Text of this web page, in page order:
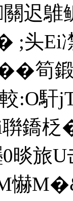
關迟
;头Ei
筍
馯
鐈柉
晱旅U
M�&